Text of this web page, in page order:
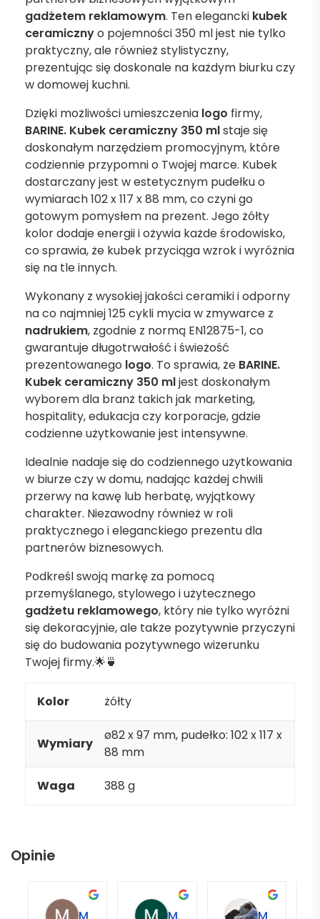
gadżetem reklamowym. Ten elegancki kubek
ceramicznyo pojemności 350 ml jest nie tylko
praktyczny, ale również stylistyczny,
prezentując się doskonale na każdym biurku czy
w domowej kuchni.
Dzięki możliwości umieszczenia logo firmy,
BARINE. Kubek ceramiczny 350 mlstaje się
doskonałym narzędziem promocyjnym, które
codziennie przypomni o Twojej marce. Kubek
dostarczany jest w estetycznym pudełku o
wymiarach 102 x 117 x 88 mm, co czyni go
gotowym pomysłem na prezent. Jego żółty
kolor dodaje energii i ożywia każde środowisko,
co sprawia, że kubek przyciąga wzrok i wyróżnia
się na tle innych.
Wykonany z wysokiej jakości ceramiki i odporny
na co najmniej 125 cykli mycia w zmywarce z
nadrukiem, zgodnie z normą EN12875-1, co
gwarantuje długotrwałość i świeżość
prezentowanego logo. To sprawia, że BARINE.
Kubek ceramiczny 350 mljest doskonałym
wyborem dla branż takich jak marketing,
hospitality, edukacja czy korporacje, gdzie
codzienne użytkowanie jest intensywne.
Idealnie nadaje się do codziennego użytkowania
w biurze czy w domu, nadając każdej chwili
przerwy na kawę lub herbatę, wyjątkowy
charakter. Niezawodny również w roli
praktycznego i eleganckiego prezentu dla
partnerów biznesowych.
Podkreśl swoją markę za pomocą
przemyślanego, stylowego i użytecznego
gadżetu reklamowego, który nie tylko wyróżni
się dekoracyjnie, ale także pozytywnie przyczyni
się do budowania pozytywnego wizerunku
Twojej firmy.🌟🍵
Kolor żółty
Wymiary
ø82 x 97 mm, pudełko: 102 x 117 x
88 mm
Waga 388 g
Opinie